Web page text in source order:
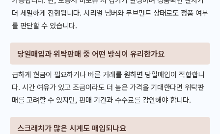
더 세밀하게 진행됩니다. 시리얼 넘버와 무브먼트 상태로도 정품 여부
를 판단할 수 있습니다.
당일매입과 위탁판매 중 어떤 방식이 유리한가요
급하게 현금이 필요하거나 빠른 거래를 원하면 당일매입이 적합합니
다. 시간 여유가 있고 조금이라도 더 높은 가격을 기대한다면 위탁판
매를 고려할 수 있지만, 판매 기간과 수수료를 감안해야 합니다.
스크래치가 많은 시계도 매입되나요